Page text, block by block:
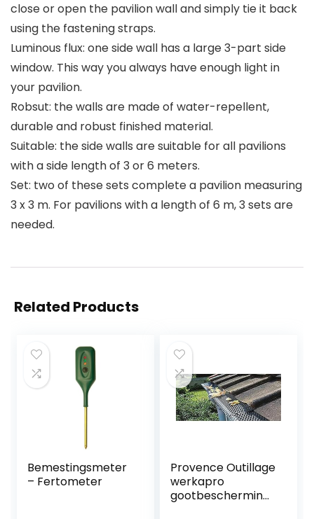
close or open the pavilion wall and simply tie it back
using the fastening straps.
Luminous flux: one side wall has a large 3-part side
window. This way you always have enough light in
your pavilion.
Robsut: the walls are made of water-repellent,
durable and robust finished material.
Suitable: the side walls are suitable for all pavilions
with a side length of 3 or 6 meters.
Set: two of these sets complete a pavilion measuring
3 x 3 m. For pavilions with a length of 6 m, 3 sets are
needed.
Related Products
Bemestingsmeter
– Fertometer
Provence Outillage
werkapro
gootbeschermings